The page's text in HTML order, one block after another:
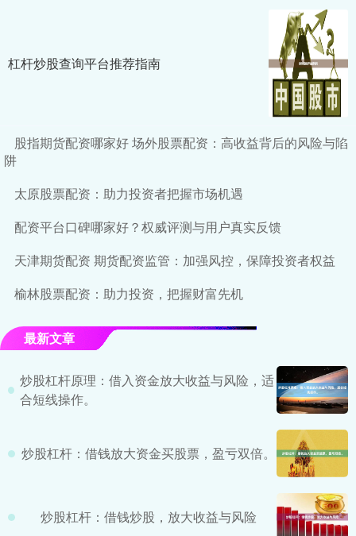
杠杆炒股查询平台推荐指南
股指期货配资哪家好 场外股票配资：高收益背后的风险与陷
阱
太原股票配资：助力投资者把握市场机遇
配资平台口碑哪家好？权威评测与用户真实反馈
天津期货配资 期货配资监管：加强风控，保障投资者权益
榆林股票配资：助力投资，把握财富先机
最新文章
炒股杠杆原理：借入资金放大收益与风险，适
合短线操作。
炒股杠杆：借钱放大资金买股票，盈亏双倍。
炒股杠杆：借钱炒股，放大收益与风险